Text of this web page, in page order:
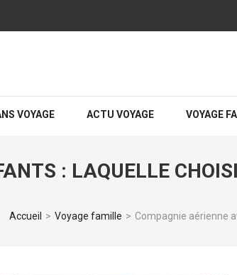
béton à Andersen AFB plutôt que des abris
VOYAGE ACTU VOYAGE VOYAGE
: LAQUELLE
Accueil > Voyage famille > Compagnie aérienne